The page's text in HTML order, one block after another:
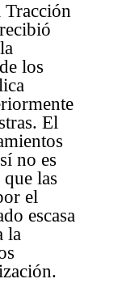
Tracción
los
El
no es
las
el
escasa
la